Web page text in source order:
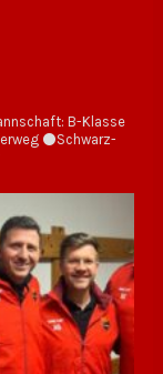
B-Klasse
⚫️Schwarz-